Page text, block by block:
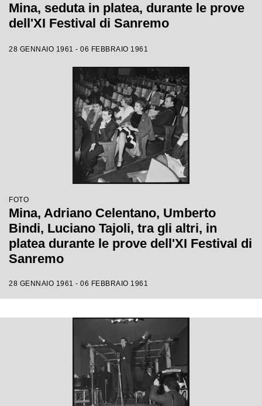
Mina, seduta in platea, durante le prove
dell'XI Festival di Sanremo
28 GENNAIO 1961 - 06 FEBBRAIO 1961
FOTO
Mina, Adriano Celentano, Umberto
Bindi, Luciano Tajoli, tra gli altri, in
platea durante le prove dell'XI Festival di
Sanremo
28 GENNAIO 1961 - 06 FEBBRAIO 1961